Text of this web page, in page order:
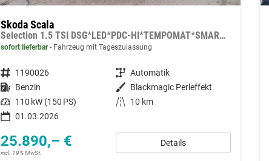
Skoda Scala
Selection 1.5 TSI DSG*LED*PDC-HI*TEMPOMAT*SMARTLINK*SHZ*KLIMA*RADIO
sofort lieferbar Fahrzeug mit Tageszulassung
Fahrzeugnummer 1190026 Getriebe Automatik
Kraftstoff Benzin Außenfarbe Blackmagic Perleffekt
Leistung 110 kW (150 PS) Kilometerstand
10 km
01.03.2026
25.890,– €
incl. 19% MwSt.
Details